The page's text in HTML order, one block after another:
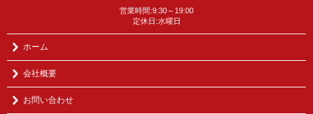
営業時間:9:30～19:00
定休日:水曜日
ホーム
会社概要
お問い合わせ